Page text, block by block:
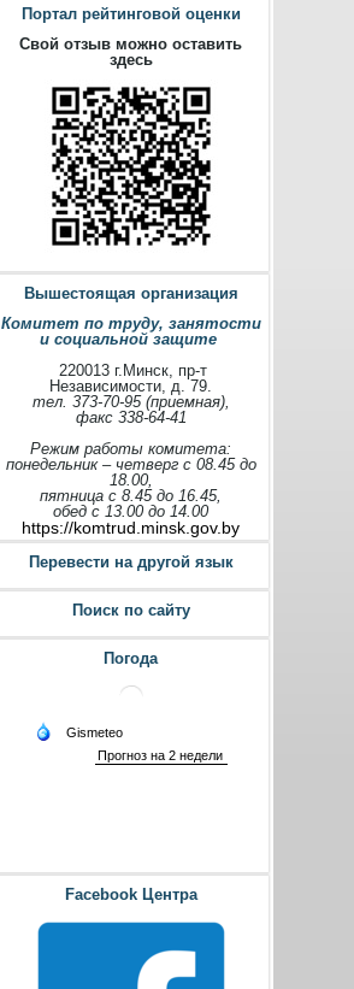
Портал рейтинговой оценки
Свой отзыв можно оставить
здесь
Вышестоящая организация
Комитет по труду, занятости
и социальной защите
220013 г.Минск, пр-т
Независимости, д. 79.
тел. 373-70-95 (приемная),
факс 338-64-41
Режим работы комитета:
понедельник – четверг с 08.45 до
18.00,
пятница с 8.45 до 16.45,
обед с 13.00 до 14.00
https://komtrud.minsk.gov.by
Перевести на другой язык
Поиск по сайту
Погода
Facebook Центра